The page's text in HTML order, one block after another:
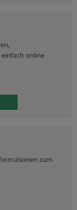
online
zum